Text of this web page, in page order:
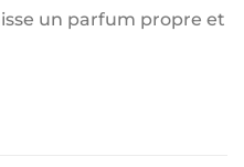
un parfum propre et